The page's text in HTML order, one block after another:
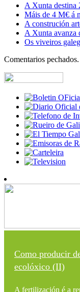
A Xunta destina
Máis de 4 M€ á
A construción
A Xunta avanza
Os viveiros
Comentarios pechados.
Como producir
ecolóxico (II)
A fertilización é a